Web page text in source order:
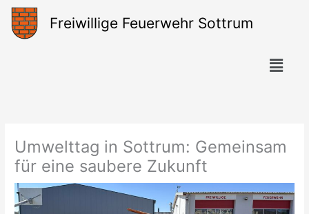
Zum
Inhalt
springen
Freiwillige Feuerwehr Sottrum
Menü
Umwelttag in Sottrum: Gemeinsam
für eine saubere Zukunft